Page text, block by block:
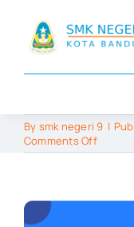
content
By smk negeri 9 |
Comments Offon
Badan
Daerah